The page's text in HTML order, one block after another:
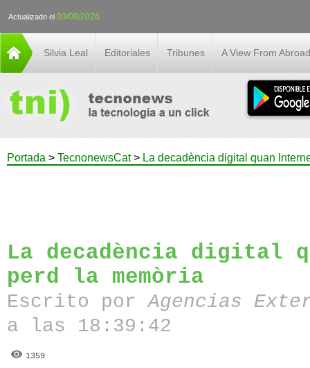
Actualizado el 03/08/2026
Silvia Leal Editoriales Tribunes A View From Abroad
Portada > TecnonewsCat > La decadència digital quan
La decadència digital
perd la memòria
Escrito porAgencias
a las 18:39:42
1359